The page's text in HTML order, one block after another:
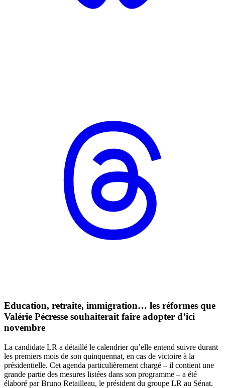
Education, retraite, immigration… les réformes que
Valérie Pécresse souhaiterait faire adopter d’ici
novembre
La candidate LR a détaillé le calendrier qu’elle entend suivre durant
les premiers mois de son quinquennat, en cas de victoire à la
présidentielle. Cet agenda particulièrement chargé – il contient une
grande partie des mesures listées dans son programme – a été
élaboré par Bruno Retailleau, le président du groupe LR au Sénat.